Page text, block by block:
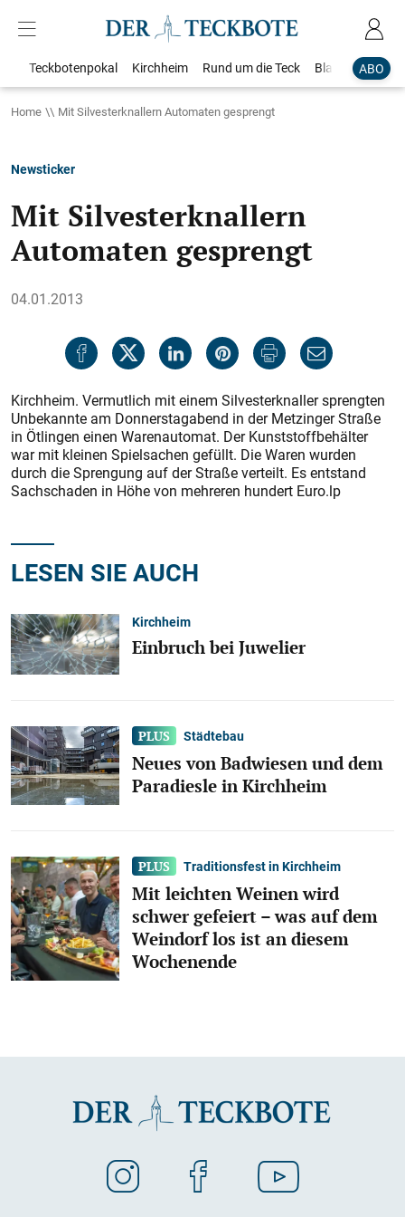
ABO
Teckbotenpokal Kirchheim Rund um die Teck Blaulicht
Home Mit Silvesterknallern Automaten gesprengt
Newsticker
Mit Silvesterknallern
Automaten gesprengt
04.01.2013
Kirchheim. Vermutlich mit einem Silvesterknaller sprengten
Unbekannte am Donnerstagabend in der Metzinger Straße
in Ötlingen einen Warenautomat. Der Kunststoffbehälter
war mit kleinen Spielsachen gefüllt. Die Waren wurden
durch die Sprengung auf der Straße verteilt. Es entstand
Sachschaden in Höhe von mehreren hundert Euro.lp
LESEN SIE AUCH
Kirchheim
Einbruch bei Juwelier
Städtebau
Neues von Badwiesen und dem
Paradiesle in Kirchheim
Traditionsfest in Kirchheim
Mit leichten Weinen wird
schwer gefeiert – was auf dem
Weindorf los ist an diesem
Wochenende